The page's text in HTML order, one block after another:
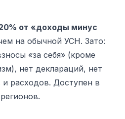
от «доходы минус
на обычной УСН. Зато:
«за себя» (кроме
нет деклараций, нет
и расходов. Доступен в